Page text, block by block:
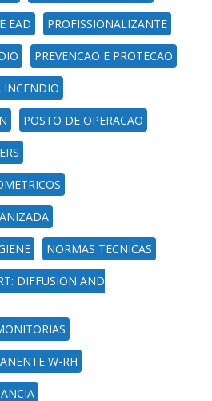
EAD PROFISSIONALIZANTE
PREVENCAO E PROTECAO
INCENDIO
POSTO DE OPERACAO
NORMAS TECNICAS
DIFFUSION AND
W-RH